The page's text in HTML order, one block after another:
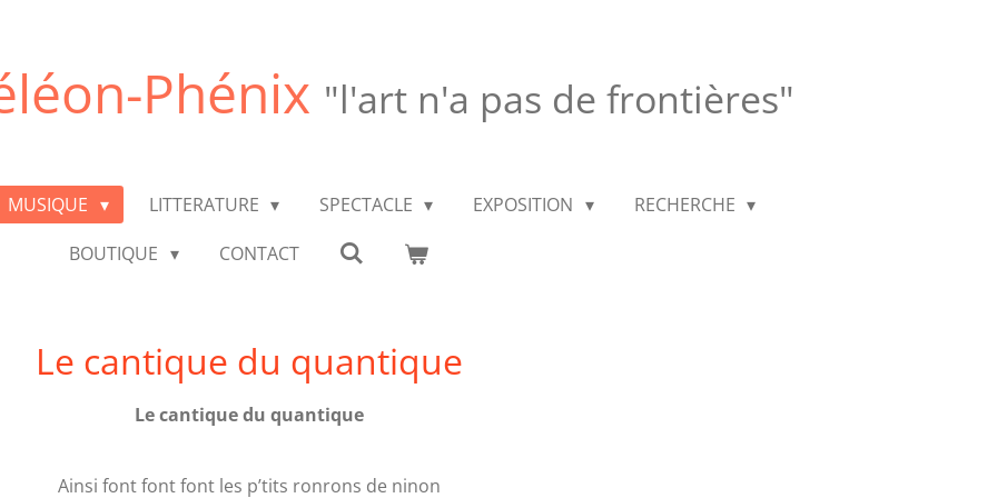
Phénix "l'art n'a pas de frontières"
MUSIQUE LITTERATURE SPECTACLE EXPOSITION
RECHERCHE
BOUTIQUE
CONTACT
Le cantique du quantique
Le cantique du quantique
Ainsi font font font les p’tits ronrons de ninon